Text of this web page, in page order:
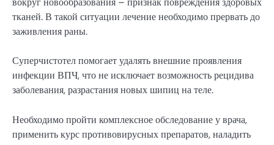
тканей. В такой ситуации лечение необходимо прервать до
заживления раны.
Суперчистотел помогает удалять внешние проявления
инфекции ВПЧ, что не исключает возможность рецидива
заболевания, разрастания новых шипиц на теле.
Необходимо пройти комплексное обследование у врача,
применить курс противовирусных препаратов, наладить